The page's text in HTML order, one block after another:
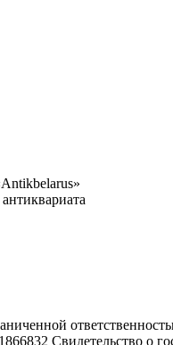
Свидетельство о